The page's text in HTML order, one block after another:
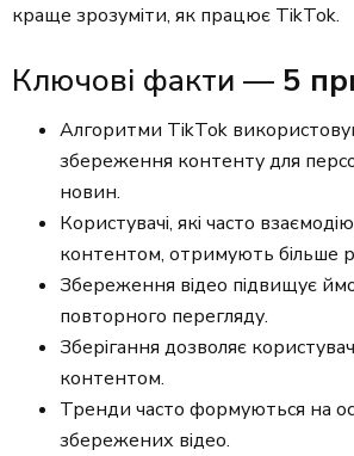
краще зрозуміти, як працює TikTok.
Ключові факти — 5
Алгоритми TikTok
збереження контенту для
новин.
Користувачі, які часто
контентом, отримують більше
Збереження відео підвищує
повторного перегляду.
Зберігання дозволяє
контентом.
Тренди часто формуються на
збережених відео.